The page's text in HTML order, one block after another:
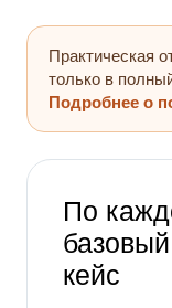
Практическая
только в
Подробнее о
По
кейс